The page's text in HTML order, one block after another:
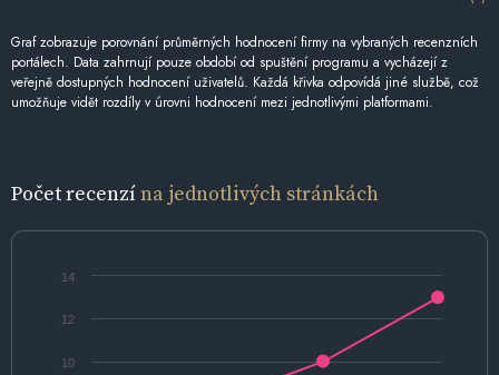
Graf zobrazuje porovnání průměrných hodnocení firmy na vybraných recenzních
portálech. Data zahrnují pouze období od spuštění programu a vycházejí z
veřejně dostupných hodnocení uživatelů. Každá křivka odpovídá jiné službě, což
umožňuje vidět rozdíly v úrovni hodnocení mezi jednotlivými platformami.
Počet recenzína jednotlivých stránkách
10
12
14